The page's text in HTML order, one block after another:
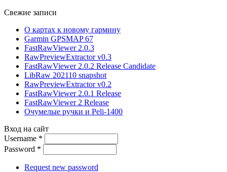
Свежие записи
О картах к новому гармину
Garmin GPSMAP 67
FastRawViewer 2.0.3
RawPreviewExtractor v0.3
FastRawViewer 2.0.2 Release Candidate
LibRaw 202110 snapshot
RawPreviewExtractor v0.2
FastRawViewer 2.0.1 Release
FastRawViewer 2 Release
Очумелые ручки и Peli-1400
Вход на сайт
Username *
Password *
Request new password